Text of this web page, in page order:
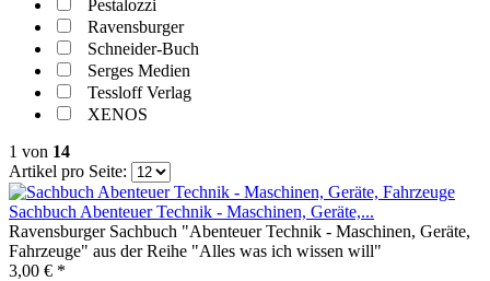
Pestalozzi
Ravensburger
Schneider-Buch
Serges Medien
Tessloff Verlag
XENOS
1 von 14
Artikel pro Seite:
Sachbuch Abenteuer Technik - Maschinen, Geräte,...
Ravensburger Sachbuch "Abenteuer Technik - Maschinen, Geräte,
Fahrzeuge" aus der Reihe "Alles was ich wissen will"
3,00 € *